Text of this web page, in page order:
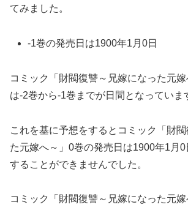
てみました。
-1巻の発売日は1900年1月0日
コミック「財閥復讐～兄嫁になった元
は-2巻から-1巻までが日間となっていま
これを基に予想をするとコミック「財
た元嫁へ～」0巻の発売日は1900年1月
することができませんでした。
コミック「財閥復讐～兄嫁になった元